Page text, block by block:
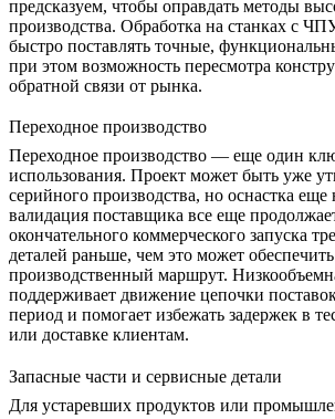
предсказуем, чтобы оправдать методы
производства. Обработка на станках с
быстро поставлять точные,
при этом возможность пересмотра
обратной связи от рынка.
Переходное производство
Переходное производство — еще один
использования. Проект может быть уже
серийного производства, но оснастка еще
валидация поставщика все еще
окончательного коммерческого запуска
деталей раньше, чем это может
производственный маршрут.
поддерживает движение цепочки
период и помогает избежать задержек в
или доставке клиентам.
Запасные части и сервисные детали
Для устаревших продуктов или